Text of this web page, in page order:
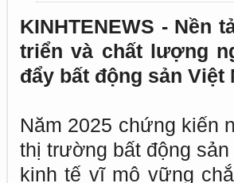
KINHTENEWS - Nền
triển và chất lượng
đẩy bất động sản
Năm 2025 chứng kiến
thị trường bất động
kinh tế vĩ mô vững